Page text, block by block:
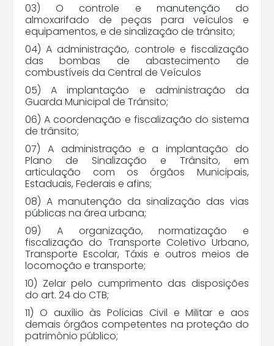
Contadoria Geral
Assessoria Especial do Prefeito
Secretaria de Cultura e Economia Criativa
Secretaria de Políticas Públicas para Mulheres
Secretaria do Esporte
Unidade Central de Controle Interno
Assessoria de Comunicação
Secretaria do Bem-Estar Animal
Secretaria Municipal de Direitos Humanos,
Igualdade Racial e Diversidade
03) O controle e manutenção do
almoxarifado de peças para veículos e
equipamentos, e de sinalização de trânsito;
04) A administração, controle e fiscalização
das bombas de abastecimento de
combustíveis da Central de Veículos
05) A implantação e administração da
Guarda Municipal de Trânsito;
06) A coordenação e fiscalização do sistema
de trânsito;
07) A administração e a implantação do
Plano de Sinalização e Trânsito, em
articulação com os órgãos Municipais,
Estaduais, Federais e afins;
08) A manutenção da sinalização das vias
públicas na área urbana;
09) A organização, normatização e
fiscalização do Transporte Coletivo Urbano,
Transporte Escolar, Táxis e outros meios de
locomoção e transporte;
10) Zelar pelo cumprimento das disposições
do art. 24 do CTB;
11) O auxílio às Polícias Civil e Militar e aos
demais órgãos competentes na proteção do
patrimônio público;